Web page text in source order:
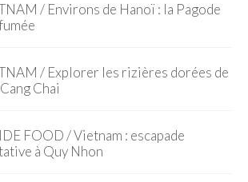
/ Environs de Hanoï : la Pagode
/ Explorer les rizières dorées de
Chai
FOOD / Vietnam : escapade
à Quy Nhon